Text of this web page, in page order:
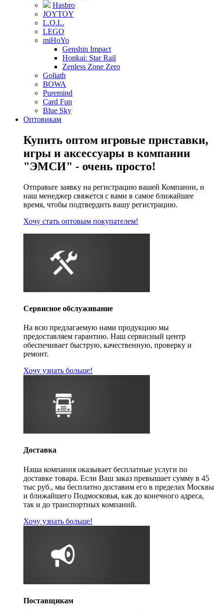
Hasbro
JOYTOY
L.O.L.
LEGO
miHoYo
Genshin Impact
Honkai: Star Rail
Zenless Zone Zero
Goliath
BOWA
Puremind
Card Fun
Blue Sky
Оптовикам
Купить оптом игровые приставки,
игры и аксессуары в компании
"ЭМСИ" - очень просто!
Отправьте заявку на регистрацию вашей Компании, и
наш менеджер свяжется с вами в самое ближайшее
время, чтобы подтвердить вашу регистрацию.
Хочу стать оптовым покупателем!
Сервисное обслуживание
На всю предлагаемую нами продукцию мы
предоставляем гарантию. Наш сервисный центр
обеспечивает быструю, качественную, проверку и
ремонт.
Хочу узнать больше!
Доставка
Наша компания оказывает бесплатные услуги по
доставке товара. Если Ваш заказ превышает сумму в 45
тыс руб., мы бесплатно доставим его в пределах Москвы
и ближайшего Подмосковья, как до конечного адреса,
так и до транспортных компаний.
Хочу узнать больше!
Поставщикам